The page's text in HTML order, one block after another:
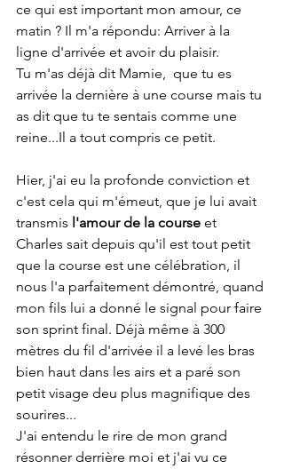
ce qui est important mon amour, ce
matin ? Il m'a répondu: Arriver à la
ligne d'arrivée et avoir du plaisir.
Tu m'as déjà dit Mamie,  que tu es
arrivée la dernière à une course mais tu
as dit que tu te sentais comme une
reine...Il a tout compris ce petit.
Hier, j'ai eu la profonde conviction et
c'est cela qui m'émeut, que je lui avait
transmis l'amour de la course et
Charles sait depuis qu'il est tout petit
que la course est une célébration, il
nous l'a parfaitement démontré, quand
mon fils lui a donné le signal pour faire
son sprint final. Déjà même à 300
mètres du fil d'arrivée il a levé les bras
bien haut dans les airs et a paré son
petit visage deu plus magnifique des
sourires...
J'ai entendu le rire de mon grand
résonner derrière moi et j'ai vu ce